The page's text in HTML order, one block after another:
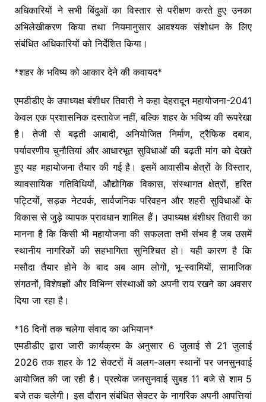
अधिकारियों ने सभी बिंदुओं का विस्तार से परीक्षण करते हुए उनका
अभिलेखीकरण किया तथा नियमानुसार आवश्यक संशोधन के लिए
संबंधित अधिकारियों को निर्देशित किया।
*शहर के भविष्य को आकार देने की कवायद*
एमडीडीए के उपाध्यक्ष बंशीधर तिवारी ने कहा देहरादून महायोजना-2041
केवल एक प्रशासनिक दस्तावेज नहीं, बल्कि शहर के भविष्य की रूपरेखा
है। तेजी से बढ़ती आबादी, अनियोजित निर्माण, ट्रैफिक दबाव,
पर्यावरणीय चुनौतियां और आधारभूत सुविधाओं की बढ़ती मांग को देखते
हुए यह महायोजना तैयार की गई है। इसमें आवासीय क्षेत्रों के विस्तार,
व्यावसायिक गतिविधियों, औद्योगिक विकास, संस्थागत क्षेत्रों, हरित
पट्टियों, सड़क नेटवर्क, सार्वजनिक परिवहन और शहरी सुविधाओं के
विकास से जुड़े व्यापक प्रावधान शामिल हैं। उपाध्यक्ष बंशीधर तिवारी का
मानना है कि किसी भी महायोजना की सफलता तभी संभव है जब उसमें
स्थानीय नागरिकों की सहभागिता सुनिश्चित हो। यही कारण है कि
मसौदा तैयार होने के बाद अब आम लोगों, भू-स्वामियों, सामाजिक
संगठनों, विशेषज्ञों और विभिन्न संस्थाओं को अपनी राय रखने का अवसर
दिया जा रहा है।
*16 दिनों तक चलेगा संवाद का अभियान*
एमडीडीए द्वारा जारी कार्यक्रम के अनुसार 6 जुलाई से 21 जुलाई
2026 तक शहर के 12 सेक्टरों में अलग-अलग स्थानों पर जनसुनवाई
आयोजित की जा रही है। प्रत्येक जनसुनवाई सुबह 11 बजे से शाम 5
बजे तक चलेगी। इस दौरान संबंधित सेक्टर के नागरिक अपनी आपत्तियां